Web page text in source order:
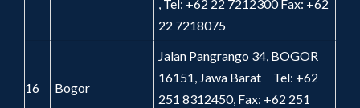
, Tel: +62 22 7212300 Fax: +62
22 7218075
16 Bogor
Jalan Pangrango 34, BOGOR
16151, Jawa Barat Tel: +62
251 8312450, Fax: +62 251